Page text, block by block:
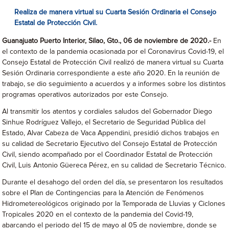
Realiza de manera virtual su Cuarta Sesión Ordinaria el Consejo
Estatal de Protección Civil.
Guanajuato Puerto Interior, Silao, Gto., 06 de noviembre de 2020.-En
el contexto de la pandemia ocasionada por el Coronavirus Covid-19, el
Consejo Estatal de Protección Civil realizó de manera virtual su Cuarta
Sesión Ordinaria correspondiente a este año 2020. En la reunión de
trabajo, se dio seguimiento a acuerdos y a informes sobre los distintos
programas operativos autorizados por este Consejo.
Al transmitir los atentos y cordiales saludos del Gobernador Diego
Sinhue Rodríguez Vallejo, el Secretario de Seguridad Pública del
Estado, Alvar Cabeza de Vaca Appendini, presidió dichos trabajos en
su calidad de Secretario Ejecutivo del Consejo Estatal de Protección
Civil, siendo acompañado por el Coordinador Estatal de Protección
Civil, Luis Antonio Güereca Pérez, en su calidad de Secretario Técnico.
Durante el desahogo del orden del día, se presentaron los resultados
sobre el Plan de Contingencias para la Atención de Fenómenos
Hidrometereológicos originado por la Temporada de Lluvias y Ciclones
Tropicales 2020 en el contexto de la pandemia del Covid-19,
abarcando el periodo del 15 de mayo al 05 de noviembre, donde se